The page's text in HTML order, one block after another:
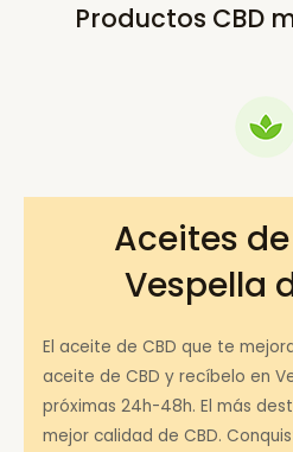
Productos CBD
Aceites
Vespella
El aceite de CBD que te
aceite de CBD y recíbelo en
próximas 24h-48h. El más
mejor calidad de CBD.